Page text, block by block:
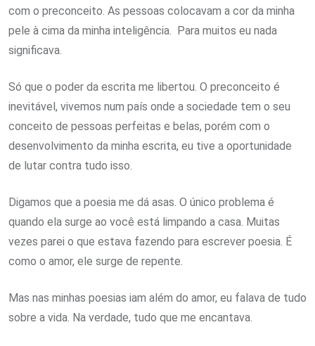
com o preconceito. As pessoas colocavam a cor da minha
pele à cima da minha inteligência. Para muitos eu nada
significava.
Só que o poder da escrita me libertou. O preconceito é
inevitável, vivemos num país onde a sociedade tem o seu
conceito de pessoas perfeitas e belas, porém com o
desenvolvimento da minha escrita, eu tive a oportunidade
de lutar contra tudo isso.
Digamos que a poesia me dá asas. O único problema é
quando ela surge ao você está limpando a casa. Muitas
vezes parei o que estava fazendo para escrever poesia. É
como o amor, ele surge de repente.
Mas nas minhas poesias iam além do amor, eu falava de tudo
sobre a vida. Na verdade, tudo que me encantava.